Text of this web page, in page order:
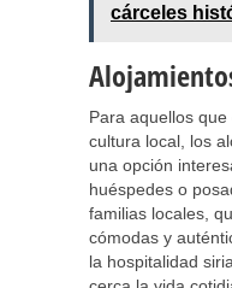
cárceles
Para aquellos
cultura local, los
una opción
huéspedes o
familias locales,
cómodas y
la hospitalidad